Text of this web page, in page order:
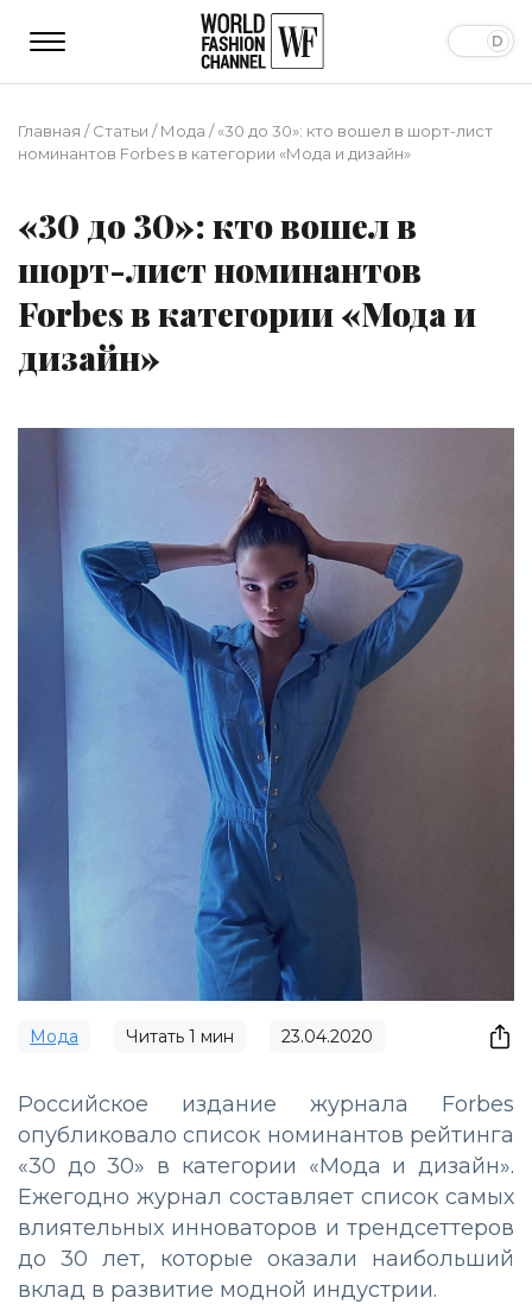
Главная /Статьи /Мода /«30 до 30»: кто вошел в шорт-лист
номинантов Forbes в категории «Мода и дизайн»
«30 до 30»: кто вошел в
шорт-лист номинантов
Forbes в категории «Мода и
дизайн»
Мода Читать 1 мин 23.04.2020
Российское издание журнала Forbes
опубликовало список номинантов рейтинга
«30 до 30» в категории «Мода и дизайн».
Ежегодно журнал составляет список самых
влиятельных инноваторов и трендсеттеров
до 30 лет, которые оказали наибольший
вклад в развитие модной индустрии.